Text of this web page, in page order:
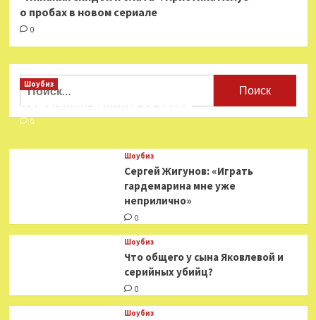
о пробах в новом сериале
0
Найти:
Шоубиз
Мошенники взялись за звезд
0
Шоубиз
Сергей Жигунов: «Играть
гардемарина мне уже
неприлично»
0
Шоубиз
Что общего у сына Яковлевой и
серийных убийц?
0
Шоубиз